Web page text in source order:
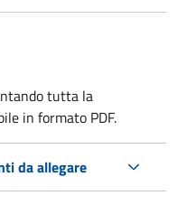
tutta la
in formato PDF.
da allegare